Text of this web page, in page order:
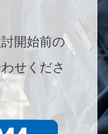
開始前の
せくださ